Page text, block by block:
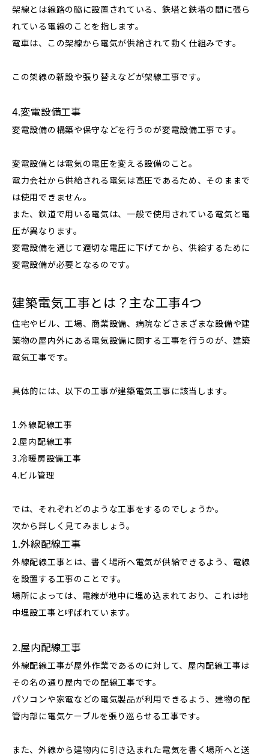
架線とは線路の脇に設置されている、鉄塔と鉄塔の間に張ら
れている電線のことを指します。
電車は、この架線から電気が供給されて動く仕組みです。
この架線の新設や張り替えなどが架線工事です。
4.変電設備工事
変電設備の構築や保守などを行うのが変電設備工事です。
変電設備とは電気の電圧を変える設備のこと。
電力会社から供給される電気は高圧であるため、そのままで
は使用できません。
また、鉄道で用いる電気は、一般で使用されている電気と電
圧が異なります。
変電設備を通じて適切な電圧に下げてから、供給するために
変電設備が必要となるのです。
建築電気工事とは？主な工事4つ
住宅やビル、工場、商業設備、病院などさまざまな設備や建
築物の屋内外にある電気設備に関する工事を行うのが、建築
電気工事です。
具体的には、以下の工事が建築電気工事に該当します。
1.外線配線工事
2.屋内配線工事
3.冷暖房設備工事
4.ビル管理
では、それぞれどのような工事をするのでしょうか。
次から詳しく見てみましょう。
1.外線配線工事
外線配線工事とは、書く場所へ電気が供給できるよう、電線
を設置する工事のことです。
場所によっては、電線が地中に埋め込まれており、これは地
中埋設工事と呼ばれています。
2.屋内配線工事
外線配線工事が屋外作業であるのに対して、屋内配線工事は
その名の通り屋内での配線工事です。
パソコンや家電などの電気製品が利用できるよう、建物の配
管内部に電気ケーブルを張り巡らせる工事です。
また、外線から建物内に引き込まれた電気を書く場所へと送